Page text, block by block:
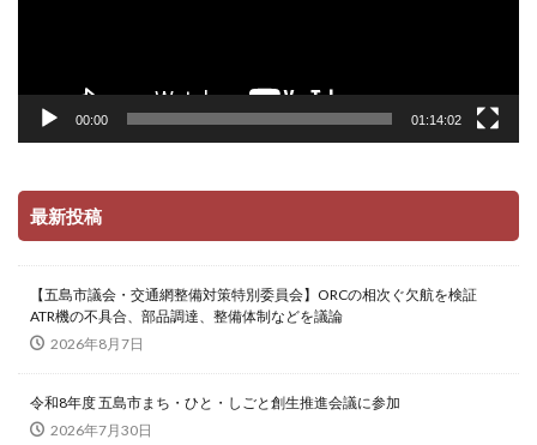
00:00 01:14:02
最新投稿
【五島市議会・交通網整備対策特別委員会】ORCの相次ぐ欠航を検証
ATR機の不具合、部品調達、整備体制などを議論
2026年8月7日
令和8年度 五島市まち・ひと・しごと創生推進会議に参加
2026年7月30日